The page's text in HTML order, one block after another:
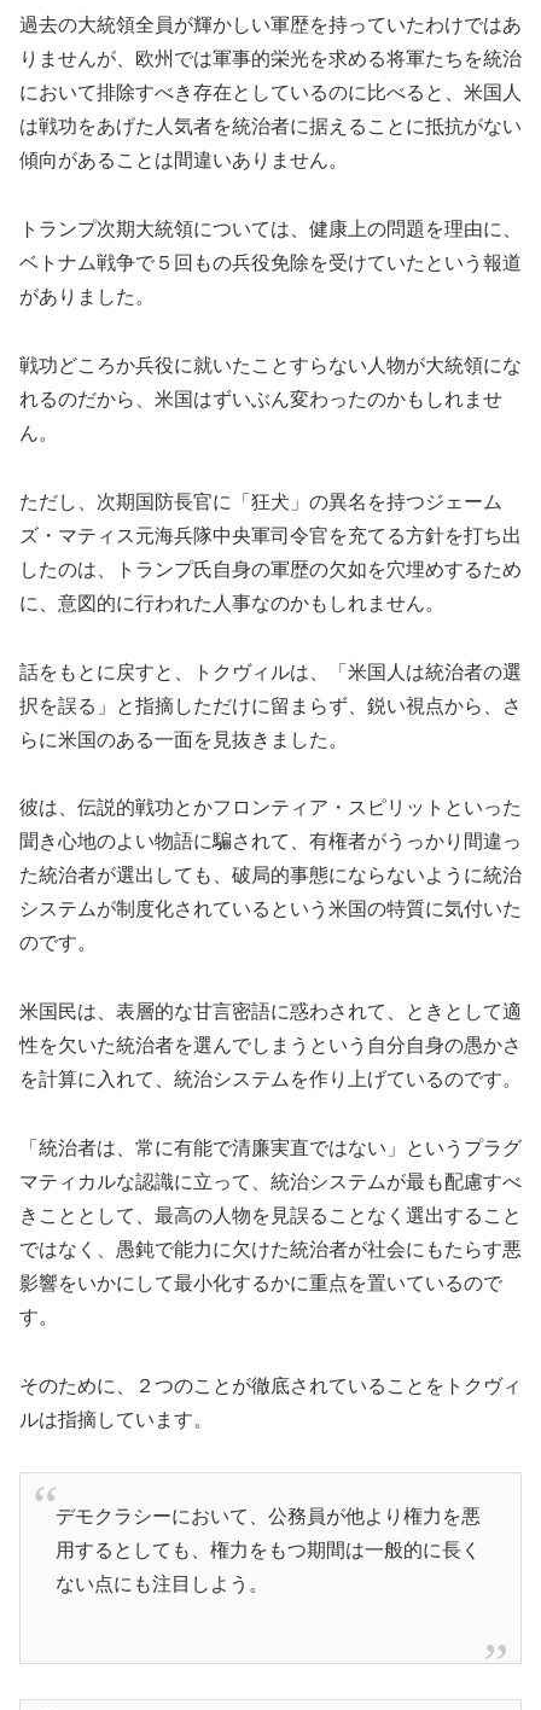
過去の大統領全員が輝かしい軍歴を持っていたわけではあ
りませんが、欧州では軍事的栄光を求める将軍たちを統治
において排除すべき存在としているのに比べると、米国人
は戦功をあげた人気者を統治者に据えることに抵抗がない
傾向があることは間違いありません。
トランプ次期大統領については、健康上の問題を理由に、
ベトナム戦争で５回もの兵役免除を受けていたという報道
がありました。
戦功どころか兵役に就いたことすらない人物が大統領にな
れるのだから、米国はずいぶん変わったのかもしれませ
ん。
ただし、次期国防長官に「狂犬」の異名を持つジェーム
ズ・マティス元海兵隊中央軍司令官を充てる方針を打ち出
したのは、トランプ氏自身の軍歴の欠如を穴埋めするため
に、意図的に行われた人事なのかもしれません。
話をもとに戻すと、トクヴィルは、「米国人は統治者の選
択を誤る」と指摘しただけに留まらず、鋭い視点から、さ
らに米国のある一面を見抜きました。
彼は、伝説的戦功とかフロンティア・スピリットといった
聞き心地のよい物語に騙されて、有権者がうっかり間違っ
た統治者が選出しても、破局的事態にならないように統治
システムが制度化されているという米国の特質に気付いた
のです。
米国民は、表層的な甘言密語に惑わされて、ときとして適
性を欠いた統治者を選んでしまうという自分自身の愚かさ
を計算に入れて、統治システムを作り上げているのです。
「統治者は、常に有能で清廉実直ではない」というプラグ
マティカルな認識に立って、統治システムが最も配慮すべ
きこととして、最高の人物を見誤ることなく選出すること
ではなく、愚鈍で能力に欠けた統治者が社会にもたらす悪
影響をいかにして最小化するかに重点を置いているので
す。
そのために、２つのことが徹底されていることをトクヴィ
ルは指摘しています。
デモクラシーにおいて、公務員が他より権力を悪
用するとしても、権力をもつ期間は一般的に長く
ない点にも注目しよう。